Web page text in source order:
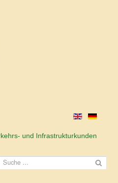
und Infrastrukturkunden